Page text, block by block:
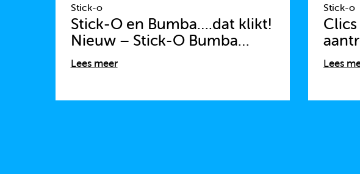
Stick-o
Stick-O en Bumba….dat klikt!
Nieuw – Stick-O Bumba…
Lees meer
Stick-o
Lees